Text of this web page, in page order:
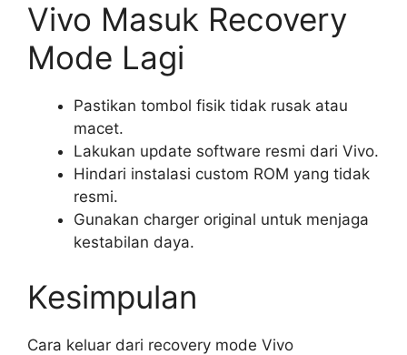
Vivo Masuk Recovery
Mode Lagi
Pastikan tombol fisik tidak rusak atau
macet.
Lakukan update software resmi dari Vivo.
Hindari instalasi custom ROM yang tidak
resmi.
Gunakan charger original untuk menjaga
kestabilan daya.
Kesimpulan
Cara keluar dari recovery mode Vivo